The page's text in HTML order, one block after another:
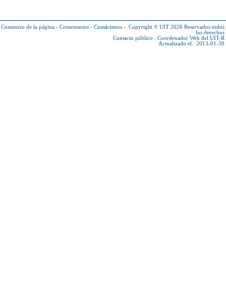
Comienzo de la página - Comentarios - Contáctenos - Copyright © UIT 2026 Reservados todos
los derechos
Contacto público : Coordenador Web del UIT-R
Actualizado el : 2013-01-30